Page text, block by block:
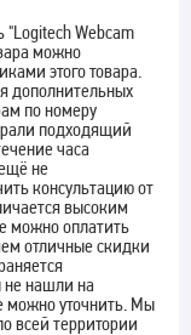
Webcam
можно
этого товара.
дополнительных
по номеру
подходящий
часа
не
консультацию от
высоким
можно оплатить
отличные скидки
не нашли на
можно уточнить. Мы
всей территории